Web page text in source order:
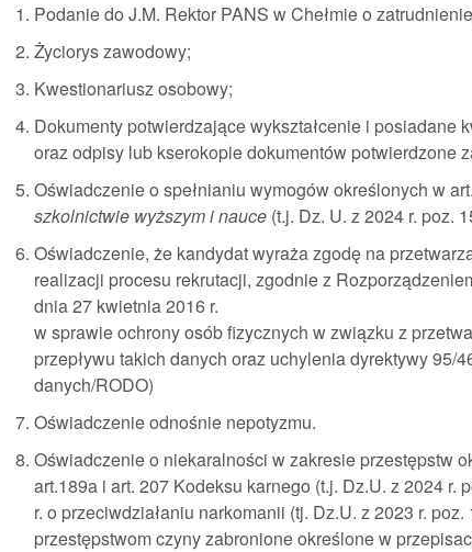
Podanie do J.M. Rektor PANS w Chełmie o
Życiorys zawodowy;
Kwestionariusz osobowy;
Dokumenty potwierdzające wykształcenie i
oraz odpisy lub kserokopie dokumentów potwierdzone
Oświadczenie o spełnianiu wymogów określonych w
szkolnictwie wyższym i nauce (t.j. Dz. U. z 2024 r. poz.
Oświadczenie, że kandydat wyraża zgodę na
realizacji procesu rekrutacji, zgodnie z
dnia 27 kwietnia 2016 r.
w sprawie ochrony osób fizycznych w związku z
przepływu takich danych oraz uchylenia dyrektywy 95/
danych/RODO)
Oświadczenie odnośnie nepotyzmu.
Oświadczenie o niekaralności w zakresie przestępstw
art.189a i art. 207 Kodeksu karnego (t.j. Dz.U. z 2024
r. o przeciwdziałaniu narkomanii (tj. Dz.U. z 2023 r.
przestępstwom czyny zabronione określone w